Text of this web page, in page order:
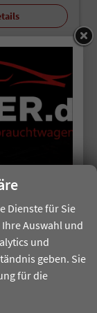
19,9%
Dienste für Sie
Auswahl und
und
geben. Sie
für die